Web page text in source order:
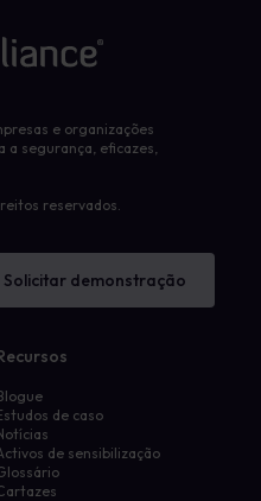
e organizações
a segurança, eficazes,
reservados.
Solicitar demonstração
de caso
de sensibilização